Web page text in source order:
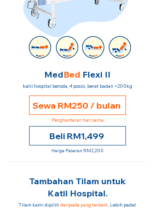
MedBed Flexi II
katil hospital beroda, 4 posisi, berat badan <200kg
Sewa RM250 / bulan
Penghantaran hari sama
Beli RM1,499
Harga Pasaran RM2,200
Tambahan Tilam untuk
Katil Hospital.
Tilam kami dipilih daripada yang terbaik. Lebih padat